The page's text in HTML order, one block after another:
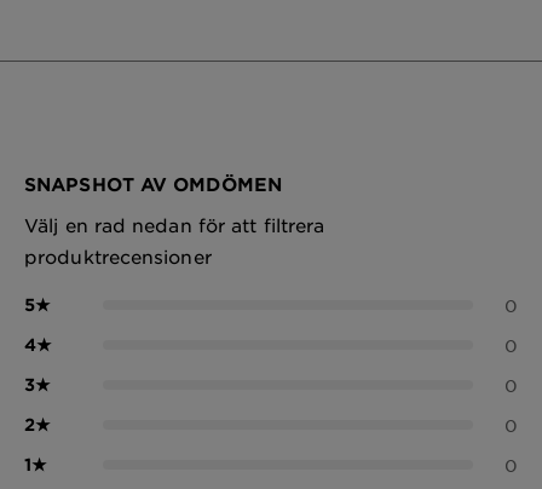
SNAPSHOT AV OMDÖMEN
Välj en rad nedan för att filtrera
produktrecensioner
5★ 0
4★ 0
3★ 0
2★ 0
1★ 0